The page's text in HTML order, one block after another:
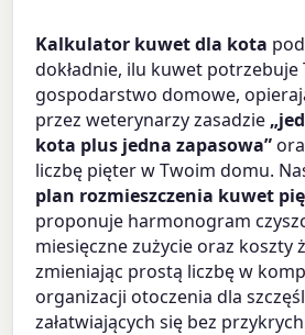
Kalkulator kuwet dla kota
dokładnie, ilu kuwet potrzebuje
gospodarstwo domowe,
przez weterynarzy zasadzie
kota plus jedna zapasowa”
liczbę pięter w Twoim domu.
plan rozmieszczenia kuwet
proponuje harmonogram
miesięczne zużycie oraz
zmieniając prostą liczbę w
organizacji otoczenia dla
załatwiających się bez